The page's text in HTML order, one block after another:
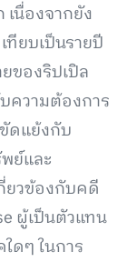
นื่องจากยัง
ทียบเป็นรายปี
ของริปเปิล
ความต้องการ
ดแย้งกับ
ย์และ
ยวข้องกับคดี
ผู้เป็นตัวแทน
ดๆ ในการ